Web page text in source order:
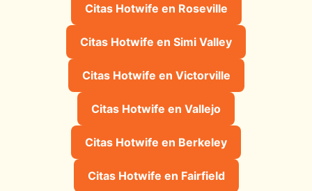
Citas Hotwife en Roseville
Citas Hotwife en Simi Valley
Citas Hotwife en Victorville
Citas Hotwife en Vallejo
Citas Hotwife en Berkeley
Citas Hotwife en Fairfield